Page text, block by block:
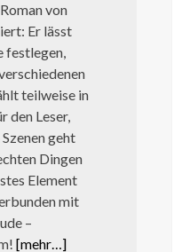
von
Er lässt
festlegen,
teilweise in
den Leser,
geht
Dingen
Element
mit
–
[mehr…]